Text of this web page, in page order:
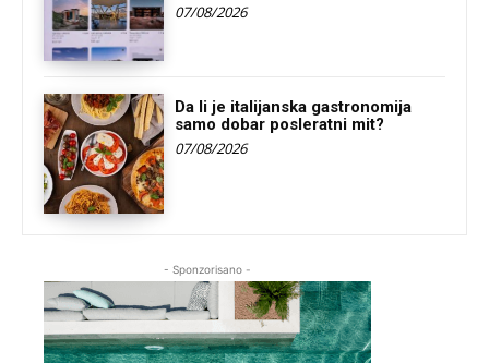
07/08/2026
Da li je italijanska gastronomija
samo dobar posleratni mit?
07/08/2026
- Sponzorisano -